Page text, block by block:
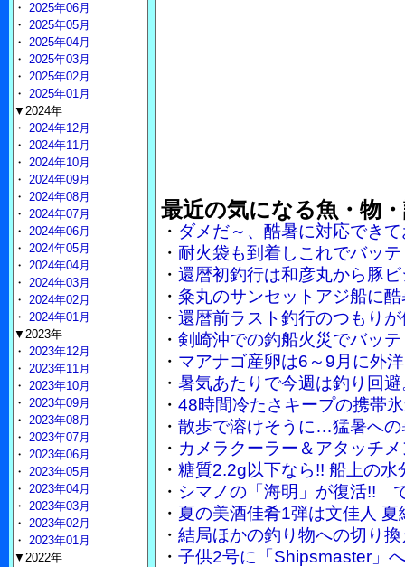
最近の気になる魚・物
・ ダメだ～、酷暑に対応でき
・ 耐火袋も到着しこれでバッ
・ 還暦初釣行は和彦丸から豚
・ 粂丸のサンセットアジ船に
・ 還暦前ラスト釣行のつもり
・ 剣崎沖での釣船火災でバッ
・ マアナゴ産卵は6～9月に外
・ 暑気あたりで今週は釣り回
・ 48時間冷たさキープの携帯
・ 散歩で溶けそうに…猛暑へ
・ カメラクーラー＆アタッチ
・ 糖質2.2g以下なら!! 船上の
・ シマノの「海明」が復活!!
・ 夏の美酒佳肴1弾は文佳人
・ 結局ほかの釣り物への切り
・ 子供2号に「Shipsmaster」
・ 2025年06月
・ 2025年05月
・ 2025年04月
・ 2025年03月
・ 2025年02月
・ 2025年01月
▼2024年
・ 2024年12月
・ 2024年11月
・ 2024年10月
・ 2024年09月
・ 2024年08月
・ 2024年07月
・ 2024年06月
・ 2024年05月
・ 2024年04月
・ 2024年03月
・ 2024年02月
・ 2024年01月
▼2023年
・ 2023年12月
・ 2023年11月
・ 2023年10月
・ 2023年09月
・ 2023年08月
・ 2023年07月
・ 2023年06月
・ 2023年05月
・ 2023年04月
・ 2023年03月
・ 2023年02月
・ 2023年01月
▼2022年